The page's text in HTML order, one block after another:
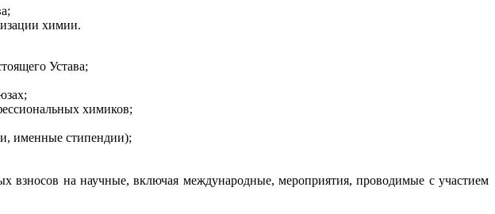
химии.
Устава;
химиков;
именные стипендии);
на научные, включая международные, мероприятия, проводимые с участием